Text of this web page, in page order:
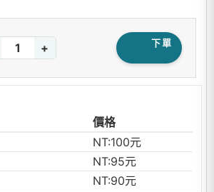
+ 下單
價格
NT:100元
NT:95元
NT:90元